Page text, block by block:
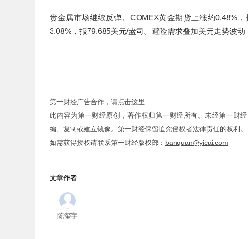
贵金属市场继续反弹。COMEX黄金期货上涨约0.48%
3.08%，报79.685美元/盎司。避险需求叠加美元走势波动
第一财经广告合作， 请点击这里
此内容为第一财经原创，著作权归第一财经所有。未经第一财
编、复制或建立镜像。第一财经保留追究侵权者法律责任的权利。
如需获得授权请联系第一财经版权部： banquan@yicai.com
文章作者
陈玺宇